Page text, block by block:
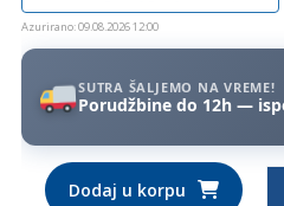
Azurirano: 09.08.2026 12:00
SUTRA ŠALJEMO NA VREME!
Porudžbine do 12h —
Dodaj u korpu